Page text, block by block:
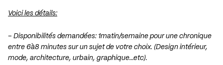
Voici les détails:
– Disponibilités demandées: 1matin/semaine pour une chronique
entre 6à8 minutes sur un sujet de votre choix. (Design intérieur,
mode, architecture, urbain, graphique…etc).